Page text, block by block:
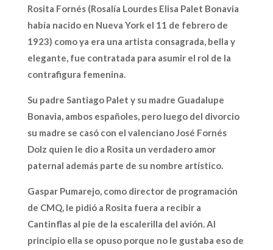
Rosita Fornés (Rosalía Lourdes Elisa Palet Bonavia
había nacido en Nueva York el 11 de febrero de
1923) como ya era una artista consagrada, bella y
elegante, fue contratada para asumir el rol de la
contrafigura femenina.
Su padre Santiago Palet y su madre Guadalupe
Bonavia, ambos españoles, pero luego del divorcio
su madre se casó con el valenciano José Fornés
Dolz quien le dio a Rosita un verdadero amor
paternal además parte de su nombre artístico.
Gaspar Pumarejo, como director de programación
de CMQ, le pidió a Rosita fuera a recibir a
Cantinflas al pie de la escalerilla del avión. Al
principio ella se opuso porque no le gustaba eso de